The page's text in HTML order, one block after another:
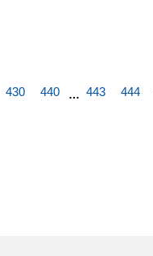
430 440 … 443 444